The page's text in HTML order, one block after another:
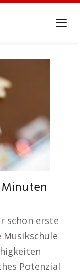
schon erste
Potenzial